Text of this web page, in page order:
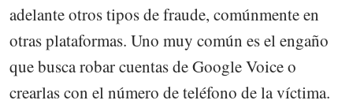
adelante otros tipos de fraude, comúnmente en
otras plataformas. Uno muy común es el engaño
que busca robar cuentas de Google Voice o
crearlas con el número de teléfono de la víctima.